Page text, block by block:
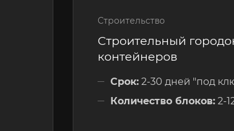
Строительство
Строительный
контейнеров
Срок: 2-30 дней "под
Количество блоков: 2-